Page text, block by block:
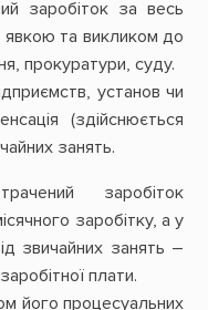
заробіток за весь
явкою та викликом до
прокуратури, суду.
установ чи
(здійснюється
занять.
заробіток
заробітку, а у
звичайних занять –
плати.
його процесуальних